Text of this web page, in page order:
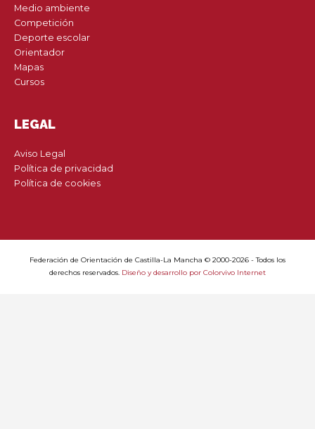
Medio ambiente
Competición
Deporte escolar
Orientador
Mapas
Cursos
LEGAL
Aviso Legal
Política de privacidad
Política de cookies
Federación de Orientación de Castilla-La Mancha © 2000-2026 - Todos los
derechos reservados. Diseño y desarrollo por Colorvivo Internet